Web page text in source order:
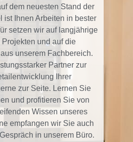
dem neuesten Stand der
ist Ihnen Arbeiten in bester
setzen wir auf langjährige
und auf die
unserem Fachbereich.
Partner zur
Ihrer
zur Seite. Lernen Sie
und profitieren Sie von
Wissen unseres
empfangen wir Sie auch
in unserem Büro.